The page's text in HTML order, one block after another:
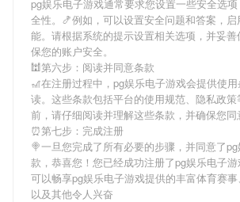
pg娱乐电子游戏通常要求您设置一些安全选
全性。🍤例如，可以设置安全问题和答案，
能。请根据系统的提示设置相关选项，并妥
保您的账户安全。
🕍第六步：阅读并同意条款
🎢在注册过程中， pg娱乐电子游戏会提供使
读。这些条款包括平台的使用规范、隐私政策
前，请仔细阅读并理解这些条款，并确保您同
⏰第七步：完成注册
🍭一旦您完成了所有必要的步骤，并同意了
款，恭喜您！您已经成功注册了pg娱乐电子
可以畅享pg娱乐电子游戏提供的丰富体育赛
以及其他令人兴奋